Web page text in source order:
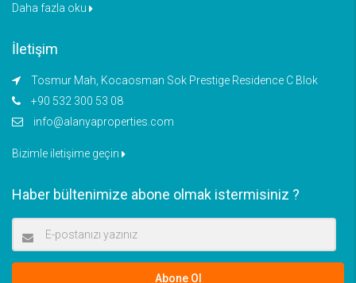
Daha fazla oku
İletişim
Tosmur Mah, Kocaosman Sok Prestige Residence C Blok
+90 532 300 53 08
info@alanyaproperties.com
Bizimle iletişime geçin
Haber bültenimize abone olmak istermisiniz ?
Abone Ol